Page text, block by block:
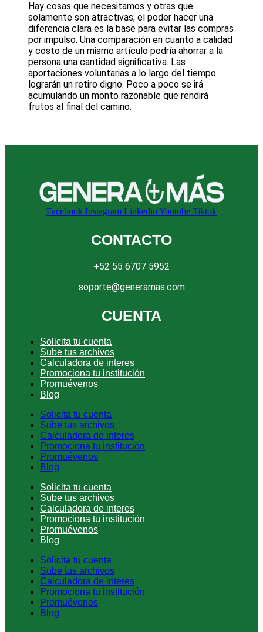
Hay cosas que necesitamos y otras que
solamente son atractivas; el poder hacer una
diferencia clara es la base para evitar las compras
por impulso. Una comparación en cuanto a calidad
y costo de un mismo artículo podría ahorrar a la
persona una cantidad significativa. Las
aportaciones voluntarias a lo largo del tiempo
lograrán un retiro digno. Poco a poco se irá
acumulando un monto razonable que rendirá
frutos al final del camino.
Facebook Instagram LinkedinYoutube Tiktok
CONTACTO
+52 55 6707 5952
soporte@generamas.com
CUENTA
Solicita tu cuenta
Sube tus archivos
Calculadora de interes
Promociona tu institución
Promuévenos
Blog
Solicita tu cuenta
Sube tus archivos
Calculadora de interes
Promociona tu institución
Promuévenos
Blog
Solicita tu cuenta
Sube tus archivos
Calculadora de interes
Promociona tu institución
Promuévenos
Blog
Solicita tu cuenta
Sube tus archivos
Calculadora de interes
Promociona tu institución
Promuévenos
Blog